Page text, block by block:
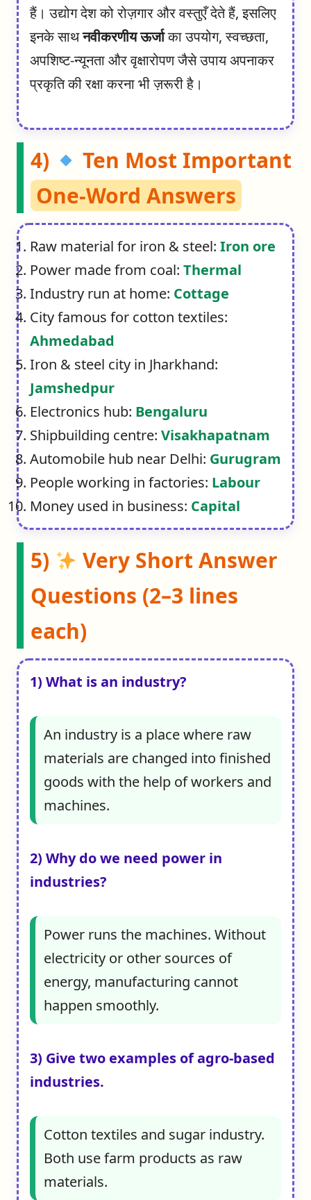
हैं। उद्योग देश को रोज़गार और वस्तुएँ देते हैं, इसलिए
इनके साथनवीकरणीय ऊर्जाका उपयोग, स्वच्छता,
अपशिष्ट-न्यूनता और वृक्षारोपण जैसे उपाय अपनाकर
प्रकृति की रक्षा करना भी ज़रूरी है।
4)
Ten Most Important
One-Word Answers
Raw material for iron & steel: Iron ore
Power made from coal: Thermal
Industry run at home: Cottage
City famous for cotton textiles:
Ahmedabad
Iron & steel city in Jharkhand:
Jamshedpur
Electronics hub: Bengaluru
Shipbuilding centre: Visakhapatnam
Automobile hub near Delhi: Gurugram
People working in factories: Labour
Money used in business: Capital
5)
Very Short Answer
Questions (2–3 lines
each)
1) What is an industry?
An industry is a place where raw
materials are changed into finished
goods with the help of workers and
machines.
2) Why do we need power in
industries?
Power runs the machines. Without
electricity or other sources of
energy, manufacturing cannot
happen smoothly.
3) Give two examples of agro-based
industries.
Cotton textiles and sugar industry.
Both use farm products as raw
materials.